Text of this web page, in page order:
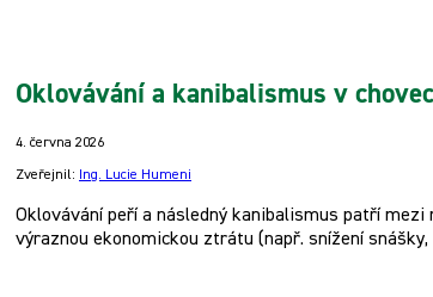
Oklovávání a kanibalismus v
4. června 2026
Zveřejnil: Ing. Lucie Humeni
Oklovávání peří a následný kanibalismus patří
výraznou ekonomickou ztrátu (např. snížení